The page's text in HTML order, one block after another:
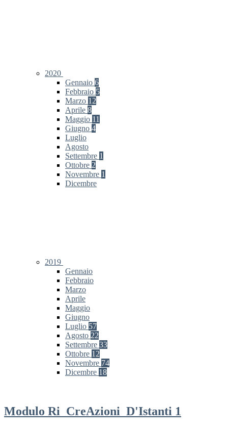
2020
Gennaio 6
Febbraio 5
Marzo 12
Aprile 8
Maggio 11
Giugno 4
Luglio
Agosto
Settembre 1
Ottobre 2
Novembre 1
Dicembre
2019
Gennaio
Febbraio
Marzo
Aprile
Maggio
Giugno
Luglio 57
Agosto 22
Settembre 33
Ottobre 12
Novembre 74
Dicembre 18
Modulo Ri_CreAzioni_D'Istanti 1